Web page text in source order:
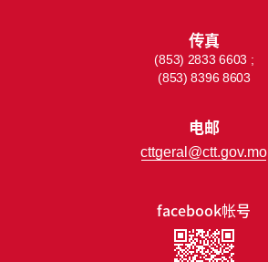
facebook帐号
传真
(853) 2833 6603 ;
(853) 8396 8603
电邮
cttgeral@ctt.gov.mo